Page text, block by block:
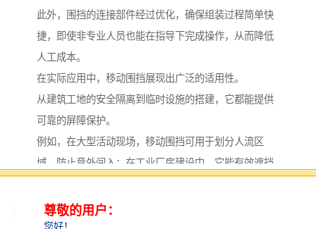
此外，围挡的连接部件经过优化，确保组装过程简单快
捷，即使非专业人员也能在指导下完成操作，从而降低
人工成本。
在实际应用中，移动围挡展现出广泛的适用性。
从建筑工地的安全隔离到临时设施的搭建，它都能提供
可靠的屏障保护。
例如，在大型活动现场，移动围挡可用于划分人流区
域，防止意外闯入；在工业厂房建设中，它能有效遮挡